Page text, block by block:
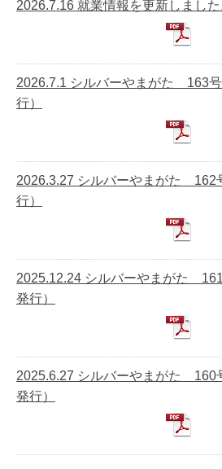
2026.7.16 就業情報を更新しました
2026.7.1 シルバーやまがた 163
行）
2026.3.27 シルバーやまがた 162
行）
2025.12.24 シルバーやまがた
発行）
2025.6.27 シルバーやまがた 160
発行）